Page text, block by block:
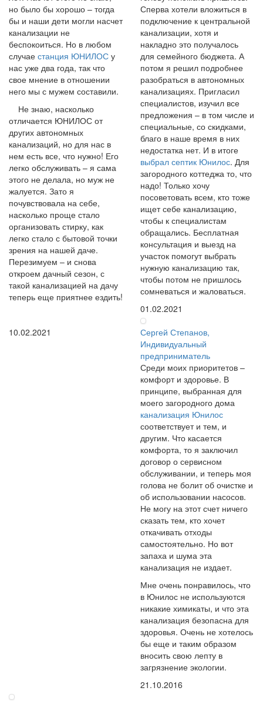
но было бы хорошо – тогда
бы и наши дети могли насчет
канализации не
беспокоиться. Но в любом
случае станция ЮНИЛОС у
нас уже два года, так что
свое мнение в отношении
него мы с мужем составили.
Не знаю, насколько
отличается ЮНИЛОС от
других автономных
канализаций, но для нас в
нем есть все, что нужно! Его
легко обслуживать – я сама
этого не делала, но муж не
жалуется. Зато я
почувствовала на себе,
насколько проще стало
организовать стирку, как
легко стало с бытовой точки
зрения на нашей даче.
Перезимуем – и снова
откроем дачный сезон, с
такой канализацией на дачу
теперь еще приятнее ездить!
10.02.2021
Сперва хотели вложиться в
подключение к центральной
канализации, хотя и
накладно это получалось
для семейного бюджета. А
потом я решил подробнее
разобраться в автономных
канализациях. Пригласил
специалистов, изучил все
предложения – в том числе и
специальные, со скидками,
благо в наше время в них
недостатка нет. И в итоге
выбрал септик Юнилос. Для
загородного коттеджа то, что
надо! Только хочу
посоветовать всем, кто тоже
ищет себе канализацию,
чтобы к специалистам
обращались. Бесплатная
консультация и выезд на
участок помогут выбрать
нужную канализацию так,
чтобы потом не пришлось
сомневаться и жаловаться.
01.02.2021
Сергей Степанов,
Индивидуальный
предприниматель
Среди моих приоритетов –
комфорт и здоровье. В
принципе, выбранная для
моего загородного дома
канализация Юнилос
соответствует и тем, и
другим. Что касается
комфорта, то я заключил
договор о сервисном
обслуживании, и теперь моя
голова не болит об очистке и
об использовании насосов.
Не могу на этот счет ничего
сказать тем, кто хочет
откачивать отходы
самостоятельно. Но вот
запаха и шума эта
канализация не издает.
Мне очень понравилось, что
в Юнилос не используются
никакие химикаты, и что эта
канализация безопасна для
здоровья. Очень не хотелось
бы еще и таким образом
вносить свою лепту в
загрязнение экологии.
21.10.2016